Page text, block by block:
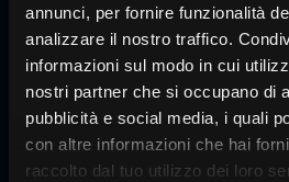
annunci, per fornire funzionalità
analizzare il nostro traffico.
informazioni sul modo in cui
nostri partner che si occupano di
pubblicità e social media, i quali
con altre informazioni che hai
raccolto dal tuo utilizzo dei loro
oscila entre 0,1 mm y 1,0
6-9 MESES